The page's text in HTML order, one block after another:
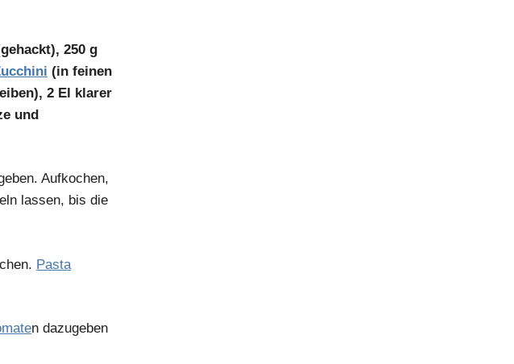
250 g
(in feinen
2 El klarer
und
Aufkochen,
lassen, bis die
Pasta
n dazugeben